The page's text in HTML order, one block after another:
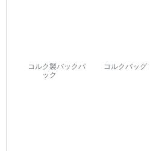
コルク製バックパ
ック
コルクバッグ